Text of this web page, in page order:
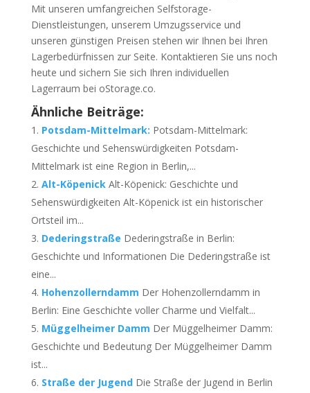
Mit unseren umfangreichen Selfstorage-
Dienstleistungen, unserem Umzugsservice und
unseren günstigen Preisen stehen wir Ihnen bei Ihren
Lagerbedürfnissen zur Seite. Kontaktieren Sie uns noch
heute und sichern Sie sich Ihren individuellen
Lagerraum bei oStorage.co.
Ähnliche Beiträge:
Potsdam-Mittelmark: Potsdam-Mittelmark:
Geschichte und Sehenswürdigkeiten Potsdam-
Mittelmark ist eine Region in Berlin,...
Alt-Köpenick Alt-Köpenick: Geschichte und
Sehenswürdigkeiten Alt-Köpenick ist ein historischer
Ortsteil im...
Dederingstraße Dederingstraße in Berlin:
Geschichte und Informationen Die Dederingstraße ist
eine...
Hohenzollerndamm Der Hohenzollerndamm in
Berlin: Eine Geschichte voller Charme und Vielfalt...
Müggelheimer Damm Der Müggelheimer Damm:
Geschichte und Bedeutung Der Müggelheimer Damm
ist...
Straße der Jugend Die Straße der Jugend in Berlin